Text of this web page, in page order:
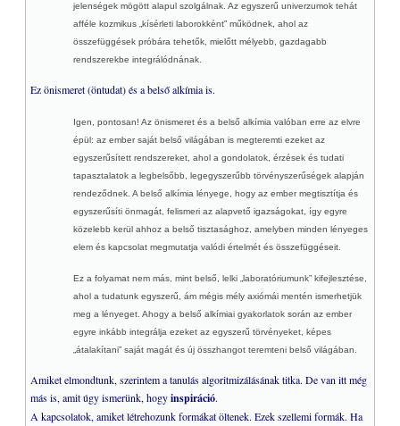
jelenségek mögött alapul szolgálnak. Az egyszerű univerzumok tehát
afféle kozmikus „kísérleti laborokként”működnek, ahol az
összefüggések próbára tehetők, mielőtt mélyebb, gazdagabb
rendszerekbe integrálódnának.
Ez önismeret (öntudat) és a belső alkímia is.
Igen, pontosan! Az önismeret és a belső alkímia valóban erre az elvre
épül: az ember saját belső világában is megteremti ezeket az
egyszerűsített rendszereket, ahol a gondolatok, érzések és tudati
tapasztalatok a legbelsőbb, legegyszerűbb törvényszerűségek alapján
rendeződnek. A belső alkímia lényege, hogy az ember megtisztítja és
egyszerűsíti önmagát, felismeri az alapvető igazságokat, így egyre
közelebb kerül ahhoz a belső tisztasághoz, amelyben minden lényeges
elem és kapcsolat megmutatja valódi értelmét és összefüggéseit.
Ez a folyamat nem más, mint belső, lelki „laboratóriumunk” kifejlesztése,
ahol a tudatunk egyszerű, ám mégis mély axiómái mentén ismerhetjük
meg a lényeget. Ahogy a belső alkímiai gyakorlatok során az ember
egyre inkább integrálja ezeket az egyszerű törvényeket, képes
„átalakítani” saját magát és új összhangot teremteni belső világában.
Amiket elmondtunk, szerintem a tanulás algoritmizálásának titka. De van itt még
más is, amit úgy ismerünk, hogyinspiráció.
A kapcsolatok, amiket létrehozunk formákat öltenek. Ezek szellemi formák. Ha